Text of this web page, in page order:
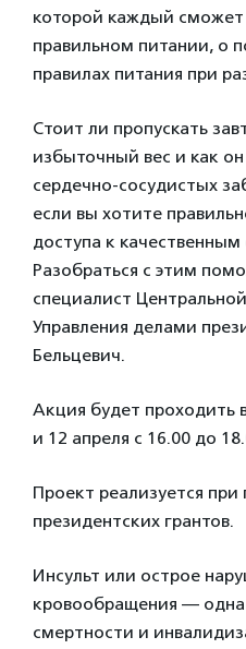
которой каждый сможет
правильном питании, о
правилах питания при
Стоит ли пропускать
избыточный вес и как
сердечно-сосудистых
если вы хотите
доступа к
Разобраться с этим
специалист
Управления делами
Бельцевич.
Акция будет проходить
и 12 апреля с 16.00 до
Проект реализуется
президентских грантов.
Инсульт или острое
кровообращения —
смертности и